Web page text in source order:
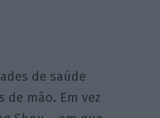
de saúde
de mão. Em vez